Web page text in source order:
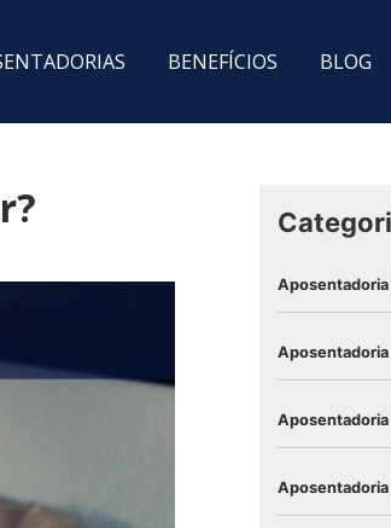
BENEFÍCIOS BLOG
Aposentadoria
Aposentadoria